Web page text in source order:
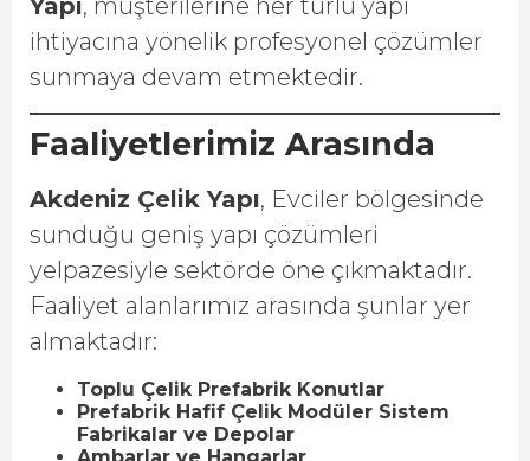
Yapı, müşterilerine her türlü yapı
ihtiyacına yönelik profesyonel çözümler
sunmaya devam etmektedir.
Faaliyetlerimiz Arasında
Akdeniz Çelik Yapı, Evciler bölgesinde
sunduğu geniş yapı çözümleri
yelpazesiyle sektörde öne çıkmaktadır.
Faaliyet alanlarımız arasında şunlar yer
almaktadır:
Toplu Çelik Prefabrik Konutlar
Prefabrik Hafif Çelik Modüler Sistem
Fabrikalar ve Depolar